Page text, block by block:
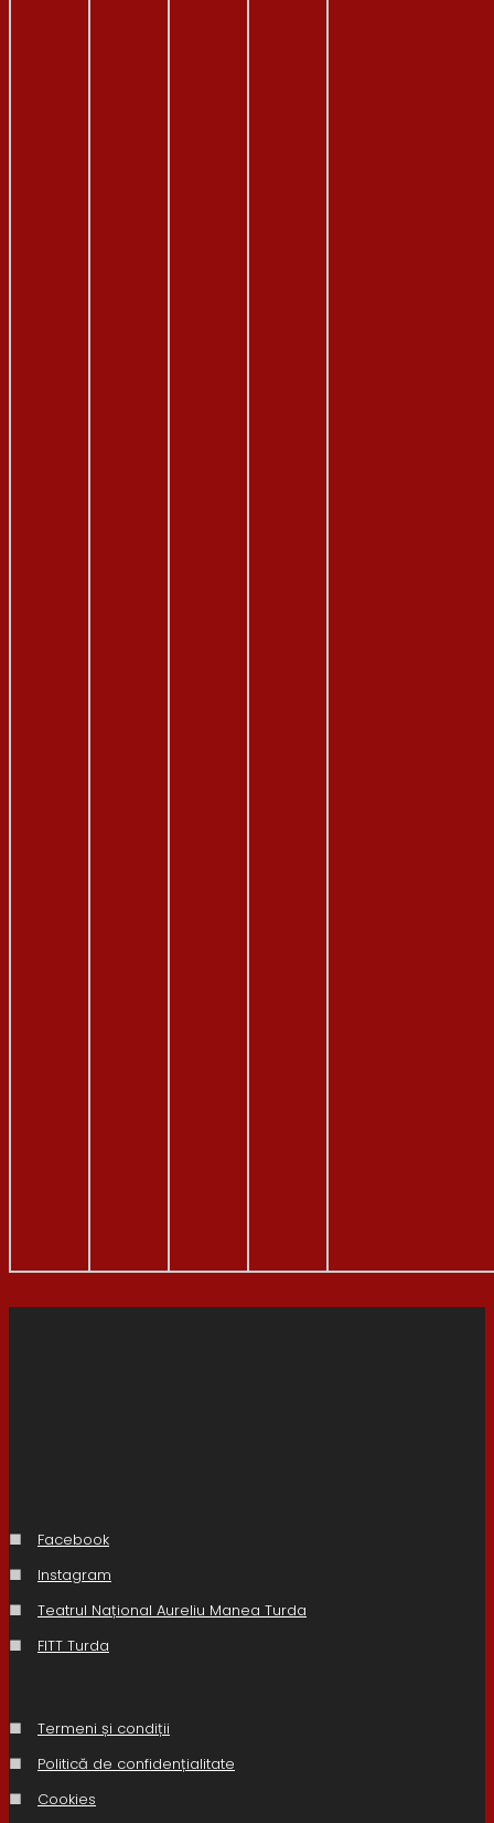
■
Facebook
■
Instagram
■
Teatrul Național Aureliu Manea Turda
■
FITT Turda
■
Termeni și condiții
■
Politică de confidențialitate
■
Cookies